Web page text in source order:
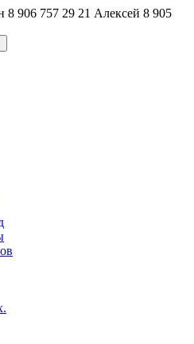
8 906 757 29 21 Алексей 8 905